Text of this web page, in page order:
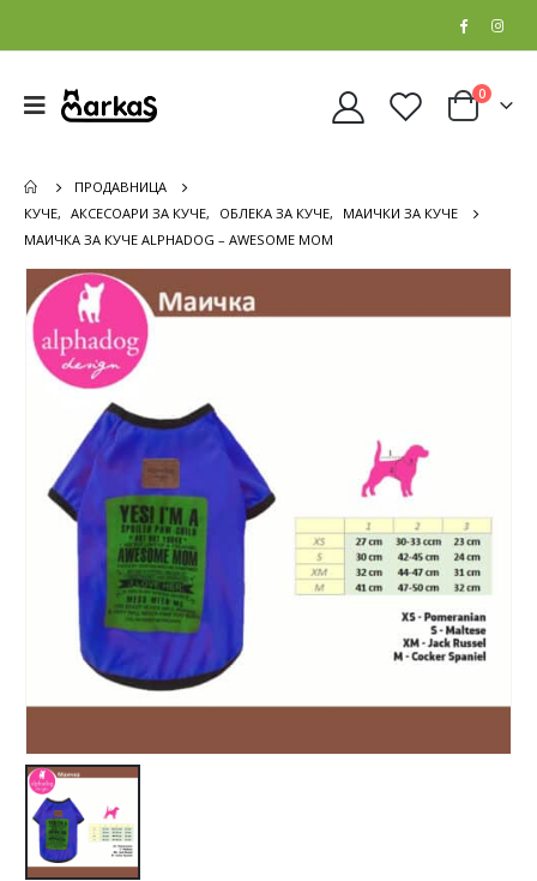
0
ПРОДАВНИЦА
КУЧЕ, АКСЕСОАРИ ЗА КУЧЕ, ОБЛЕКА ЗА КУЧЕ,
МАИЧКИ ЗА КУЧЕ
МАИЧКА ЗА КУЧЕ ALPHADOG – AWESOME MOM